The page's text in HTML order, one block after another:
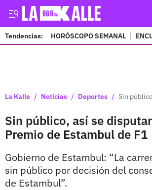
Tendencias: HORÓSCOPO SEMANAL
La Kalle / Noticias / Deportes / Sin
Sin público, así se
Premio de Estambul de F1
Gobierno de Estambul: “La
sin público por decisión del
de Estambul”.